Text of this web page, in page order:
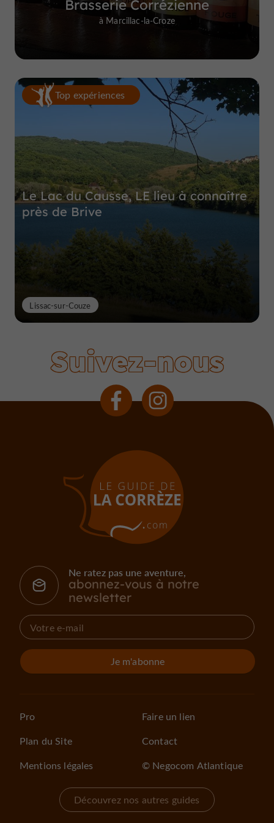
Brasserie Corrézienne
à Marcillac-la-Croze
Top expériences
Le Lac du Causse, LE lieu à connaître
près de Brive
Lissac-sur-Couze
Suivez-nous
Ne ratez pas une aventure,
abonnez-vous à notre
newsletter
Je m'abonne
Pro
Plan du Site
Mentions légales
Faire un lien
Contact
© Negocom Atlantique
Découvrez nos autres guides